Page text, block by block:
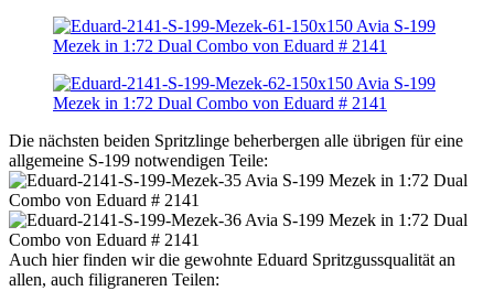
Die nächsten beiden Spritzlinge beherbergen alle übrigen für eine
allgemeine S-199 notwendigen Teile:
Auch hier finden wir die gewohnte Eduard Spritzgussqualität an
allen, auch filigraneren Teilen: